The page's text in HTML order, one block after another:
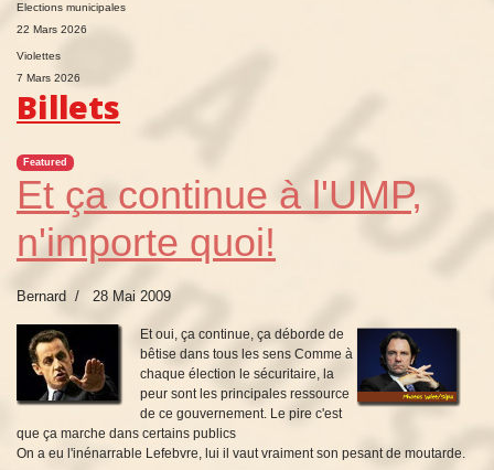
Elections municipales
22 Mars 2026
Violettes
7 Mars 2026
Billets
Featured
Et ça continue à l'UMP,
n'importe quoi!
Bernard 28 Mai 2009
Et oui, ça continue, ça déborde de
bêtise dans tous les sens Comme à
chaque élection le sécuritaire, la
peur sont les principales ressource
de ce gouvernement. Le pire c'est
que ça marche dans certains publics
On a eu l'inénarrable Lefebvre, lui il vaut vraiment son pesant de moutarde.